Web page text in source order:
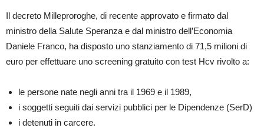
Il decreto Milleproroghe, di recente approvato e firmato dal
ministro della Salute Speranza e dal ministro dell’Economia
Daniele Franco, ha disposto uno stanziamento di 71,5 milioni di
euro per effettuare uno screening gratuito con test Hcv rivolto a:
le persone nate negli anni tra il 1969 e il 1989,
i soggetti seguiti dai servizi pubblici per le Dipendenze (SerD)
i detenuti in carcere.